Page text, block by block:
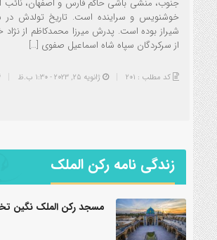
جنوب، منشی باشی حاکم فارس و اصفهان، نائب
شیراز بوده است. پدرش میرزا محمدکاظم از
از سرکردگان سپاه شاه اسماعیل صفوی […]
کد مطلب : 201 ژانویه 25, 2023 - 1:30 ب.ظ
زندگی نامه رکن الملک
مسجد رکن الملک نگین